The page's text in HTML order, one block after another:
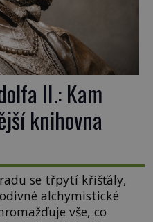
II.: Kam
knihovna
se třpytí křišťály,
alchymistické
vše, co